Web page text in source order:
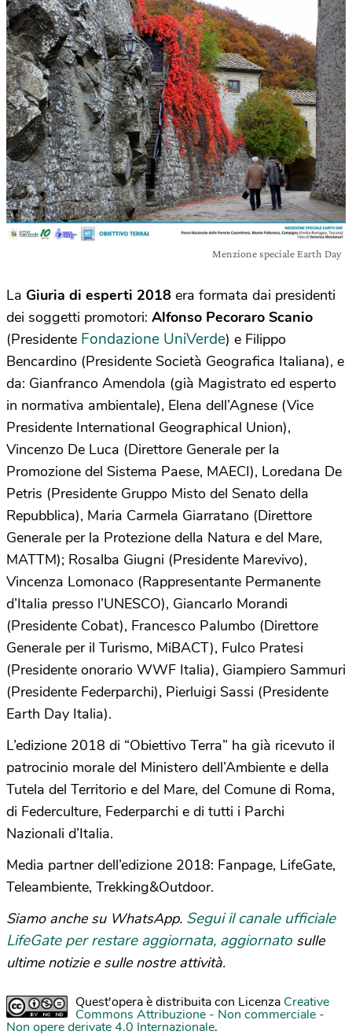
Menzione speciale Earth Day
La Giuria di esperti 2018 era formata dai presidenti
dei soggetti promotori: Alfonso Pecoraro Scanio
(Presidente Fondazione UniVerde) e Filippo
Bencardino (Presidente Società Geografica Italiana), e
da: Gianfranco Amendola (già Magistrato ed esperto
in normativa ambientale), Elena dell’Agnese (Vice
Presidente International Geographical Union),
Vincenzo De Luca (Direttore Generale per la
Promozione del Sistema Paese, MAECI), Loredana De
Petris (Presidente Gruppo Misto del Senato della
Repubblica), Maria Carmela Giarratano (Direttore
Generale per la Protezione della Natura e del Mare,
MATTM); Rosalba Giugni (Presidente Marevivo),
Vincenza Lomonaco (Rappresentante Permanente
d’Italia presso l’UNESCO), Giancarlo Morandi
(Presidente Cobat), Francesco Palumbo (Direttore
Generale per il Turismo, MiBACT), Fulco Pratesi
(Presidente onorario WWF Italia), Giampiero Sammuri
(Presidente Federparchi), Pierluigi Sassi (Presidente
Earth Day Italia).
L’edizione 2018 di “Obiettivo Terra” ha già ricevuto il
patrocinio morale del Ministero dell’Ambiente e della
Tutela del Territorio e del Mare, del Comune di Roma,
di Federculture, Federparchi e di tutti i Parchi
Nazionali d’Italia.
Media partner dell’edizione 2018: Fanpage, LifeGate,
Teleambiente, Trekking&Outdoor.
Siamo anche su WhatsApp. Segui il canale ufficiale
LifeGate per restare aggiornata, aggiornato sulle
ultime notizie e sulle nostre attività.
Quest'opera è distribuita con Licenza Creative
Commons Attribuzione - Non commerciale -
Non opere derivate 4.0 Internazionale.